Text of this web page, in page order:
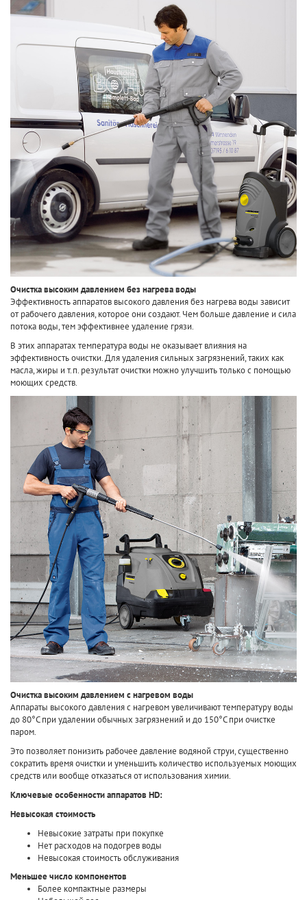
Очистка высоким давлением без нагрева воды
Эффективность аппаратов высокого давления без нагрева воды зависит
от рабочего давления, которое они создают. Чем больше давление и сила
потока воды, тем эффективнее удаление грязи.
В этих аппаратах температура воды не оказывает влияния на
эффективность очистки. Для удаления сильных загрязнений, таких как
масла, жиры и т.п. результат очистки можно улучшить только с помощью
моющих средств.
Очистка высоким давлением с нагревом воды
Аппараты высокого давления с нагревом увеличивают температуру воды
до 80°C при удалении обычных загрязнений и до 150°C при очистке
паром.
Это позволяет понизить рабочее давление водяной струи, существенно
сократить время очистки и уменьшить количество используемых моющих
средств или вообще отказаться от использования химии.
Ключевые особенности аппаратов HD:
Невысокая стоимость
Невысокие затраты при покупке
Нет расходов на подогрев воды
Невысокая стоимость обслуживания
Меньшее число компонентов
Более компактные размеры